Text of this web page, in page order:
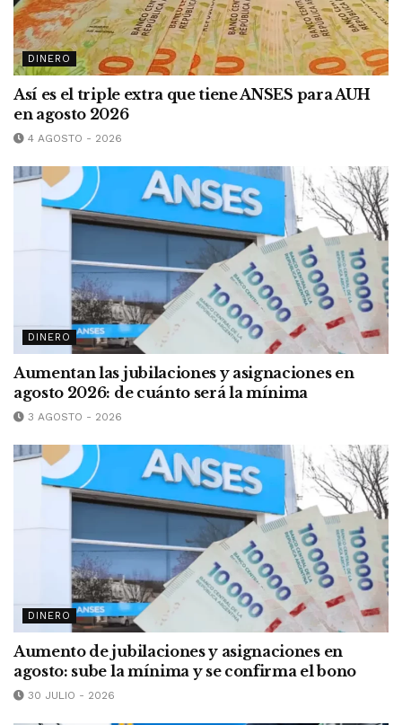
DINERO
Así es el triple extra que tiene ANSES para AUH
en agosto 2026
4 AGOSTO - 2026
DINERO
Aumentan las jubilaciones y asignaciones en
agosto 2026: de cuánto será la mínima
3 AGOSTO - 2026
DINERO
Aumento de jubilaciones y asignaciones en
agosto: sube la mínima y se confirma el bono
30 JULIO - 2026